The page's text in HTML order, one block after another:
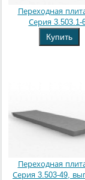
Переходная
Серия 3.503.1-
Купить
Переходная
Серия 3.503-49,